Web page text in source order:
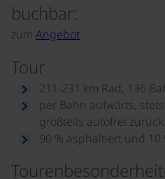
buchbar:
zum Angebot
Tour
211-231 km Rad, 136
per Bahn aufwärts,
großteils autofrei zurück
90 % asphaltiert und